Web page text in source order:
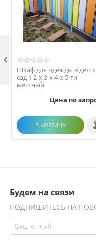
Шкаф для одежды в
сад 1 2-х 3-х 4-х 5-ти
местный
Цена по
В КОРЗИНУ

Будем на связи
ПОДПИШИТЕСЬ НА